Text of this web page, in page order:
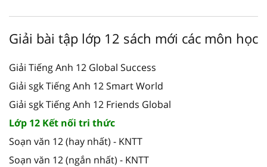
Giải bài tập lớp 12 sách mới các môn học
Giải Tiếng Anh 12 Global Success
Giải sgk Tiếng Anh 12 Smart World
Giải sgk Tiếng Anh 12 Friends Global
Lớp 12 Kết nối tri thức
Soạn văn 12 (hay nhất) - KNTT
Soạn văn 12 (ngắn nhất) - KNTT